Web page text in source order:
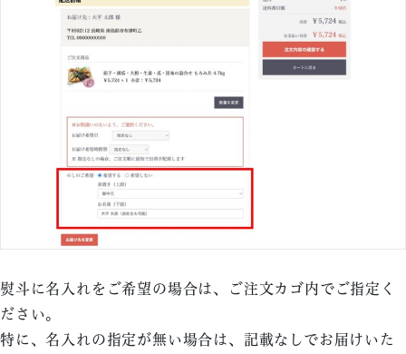
熨斗に名入れをご希望の場合は、ご注文カゴ内でご指定く
ださい。
特に、名入れの指定が無い場合は、記載なしでお届けいた